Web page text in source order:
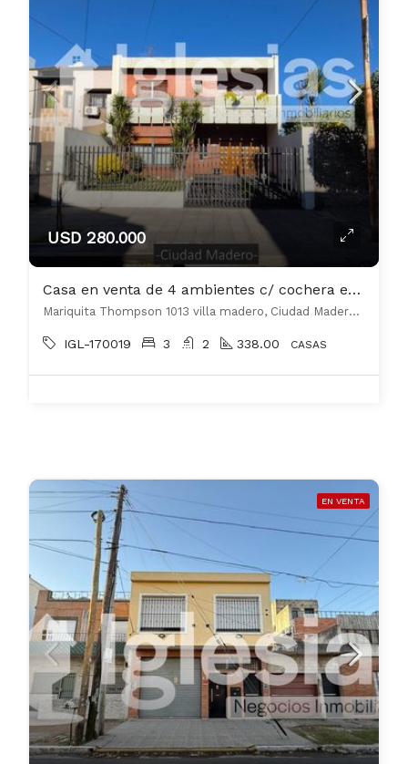
USD 280.000
Casa en venta de 4 ambientes c/ cochera en Ciudad Madero
Mariquita Thompson 1013 villa madero, Ciudad Madero, La Matanza
IGL-170019 3 2 338.00 CASAS
EN VENTA